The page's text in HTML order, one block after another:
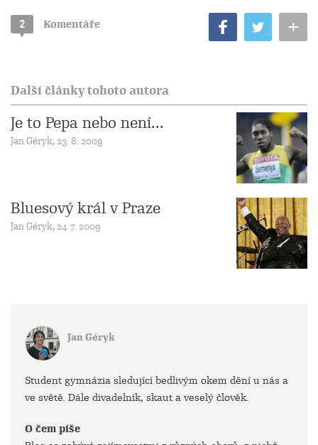
2 Komentáře +
Další články tohoto autora
Je to Pepa nebo není...
Jan Géryk, 23. 8. 2009
Bluesový král v Praze
Jan Géryk, 24. 7. 2009
Jan Géryk
Student gymnázia sledující bedlivým okem dění u nás a
ve světě. Dále divadelník, skaut a veselý člověk.
O čem píše